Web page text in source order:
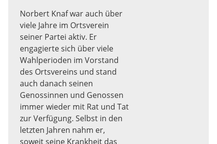
Norbert Knaf war auch über
viele Jahre im Ortsverein
seiner Partei aktiv. Er
engagierte sich über viele
Wahlperioden im Vorstand
des Ortsvereins und stand
auch danach seinen
Genossinnen und Genossen
immer wieder mit Rat und Tat
zur Verfügung. Selbst in den
letzten Jahren nahm er,
soweit seine Krankheit das